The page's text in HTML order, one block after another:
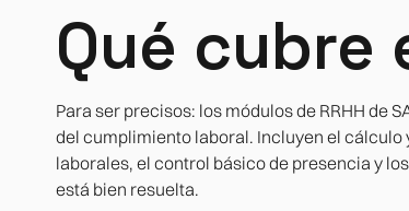
Qué cubre
Para ser precisos: los módulos de RRHH de
del cumplimiento laboral. Incluyen el
laborales, el control básico de presencia y
está bien resuelta.